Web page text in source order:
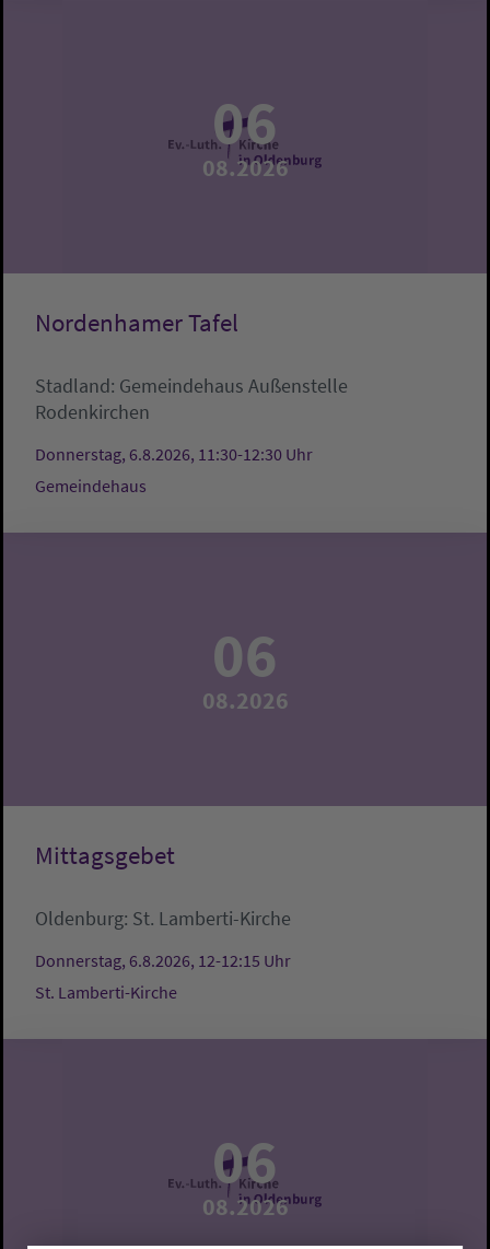
06
08.2026
Nordenhamer Tafel
Stadland: Gemeindehaus Außenstelle
Rodenkirchen
Donnerstag, 6.8.2026, 11:30-12:30 Uhr
Gemeindehaus
06
08.2026
Mittagsgebet
Oldenburg: St. Lamberti-Kirche
Donnerstag, 6.8.2026, 12-12:15 Uhr
St. Lamberti-Kirche
06
08.2026